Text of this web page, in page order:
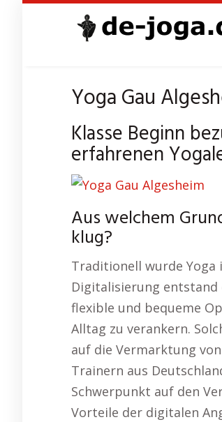
Yoga Gau
Klasse Beginn
erfahrenen
Aus welchem
klug?
Traditionell wurde
Digitalisierung entstand
flexible und bequeme
Alltag zu verankern.
auf die Vermarktung
Trainern aus
Schwerpunkt auf den
Vorteile der digitalen